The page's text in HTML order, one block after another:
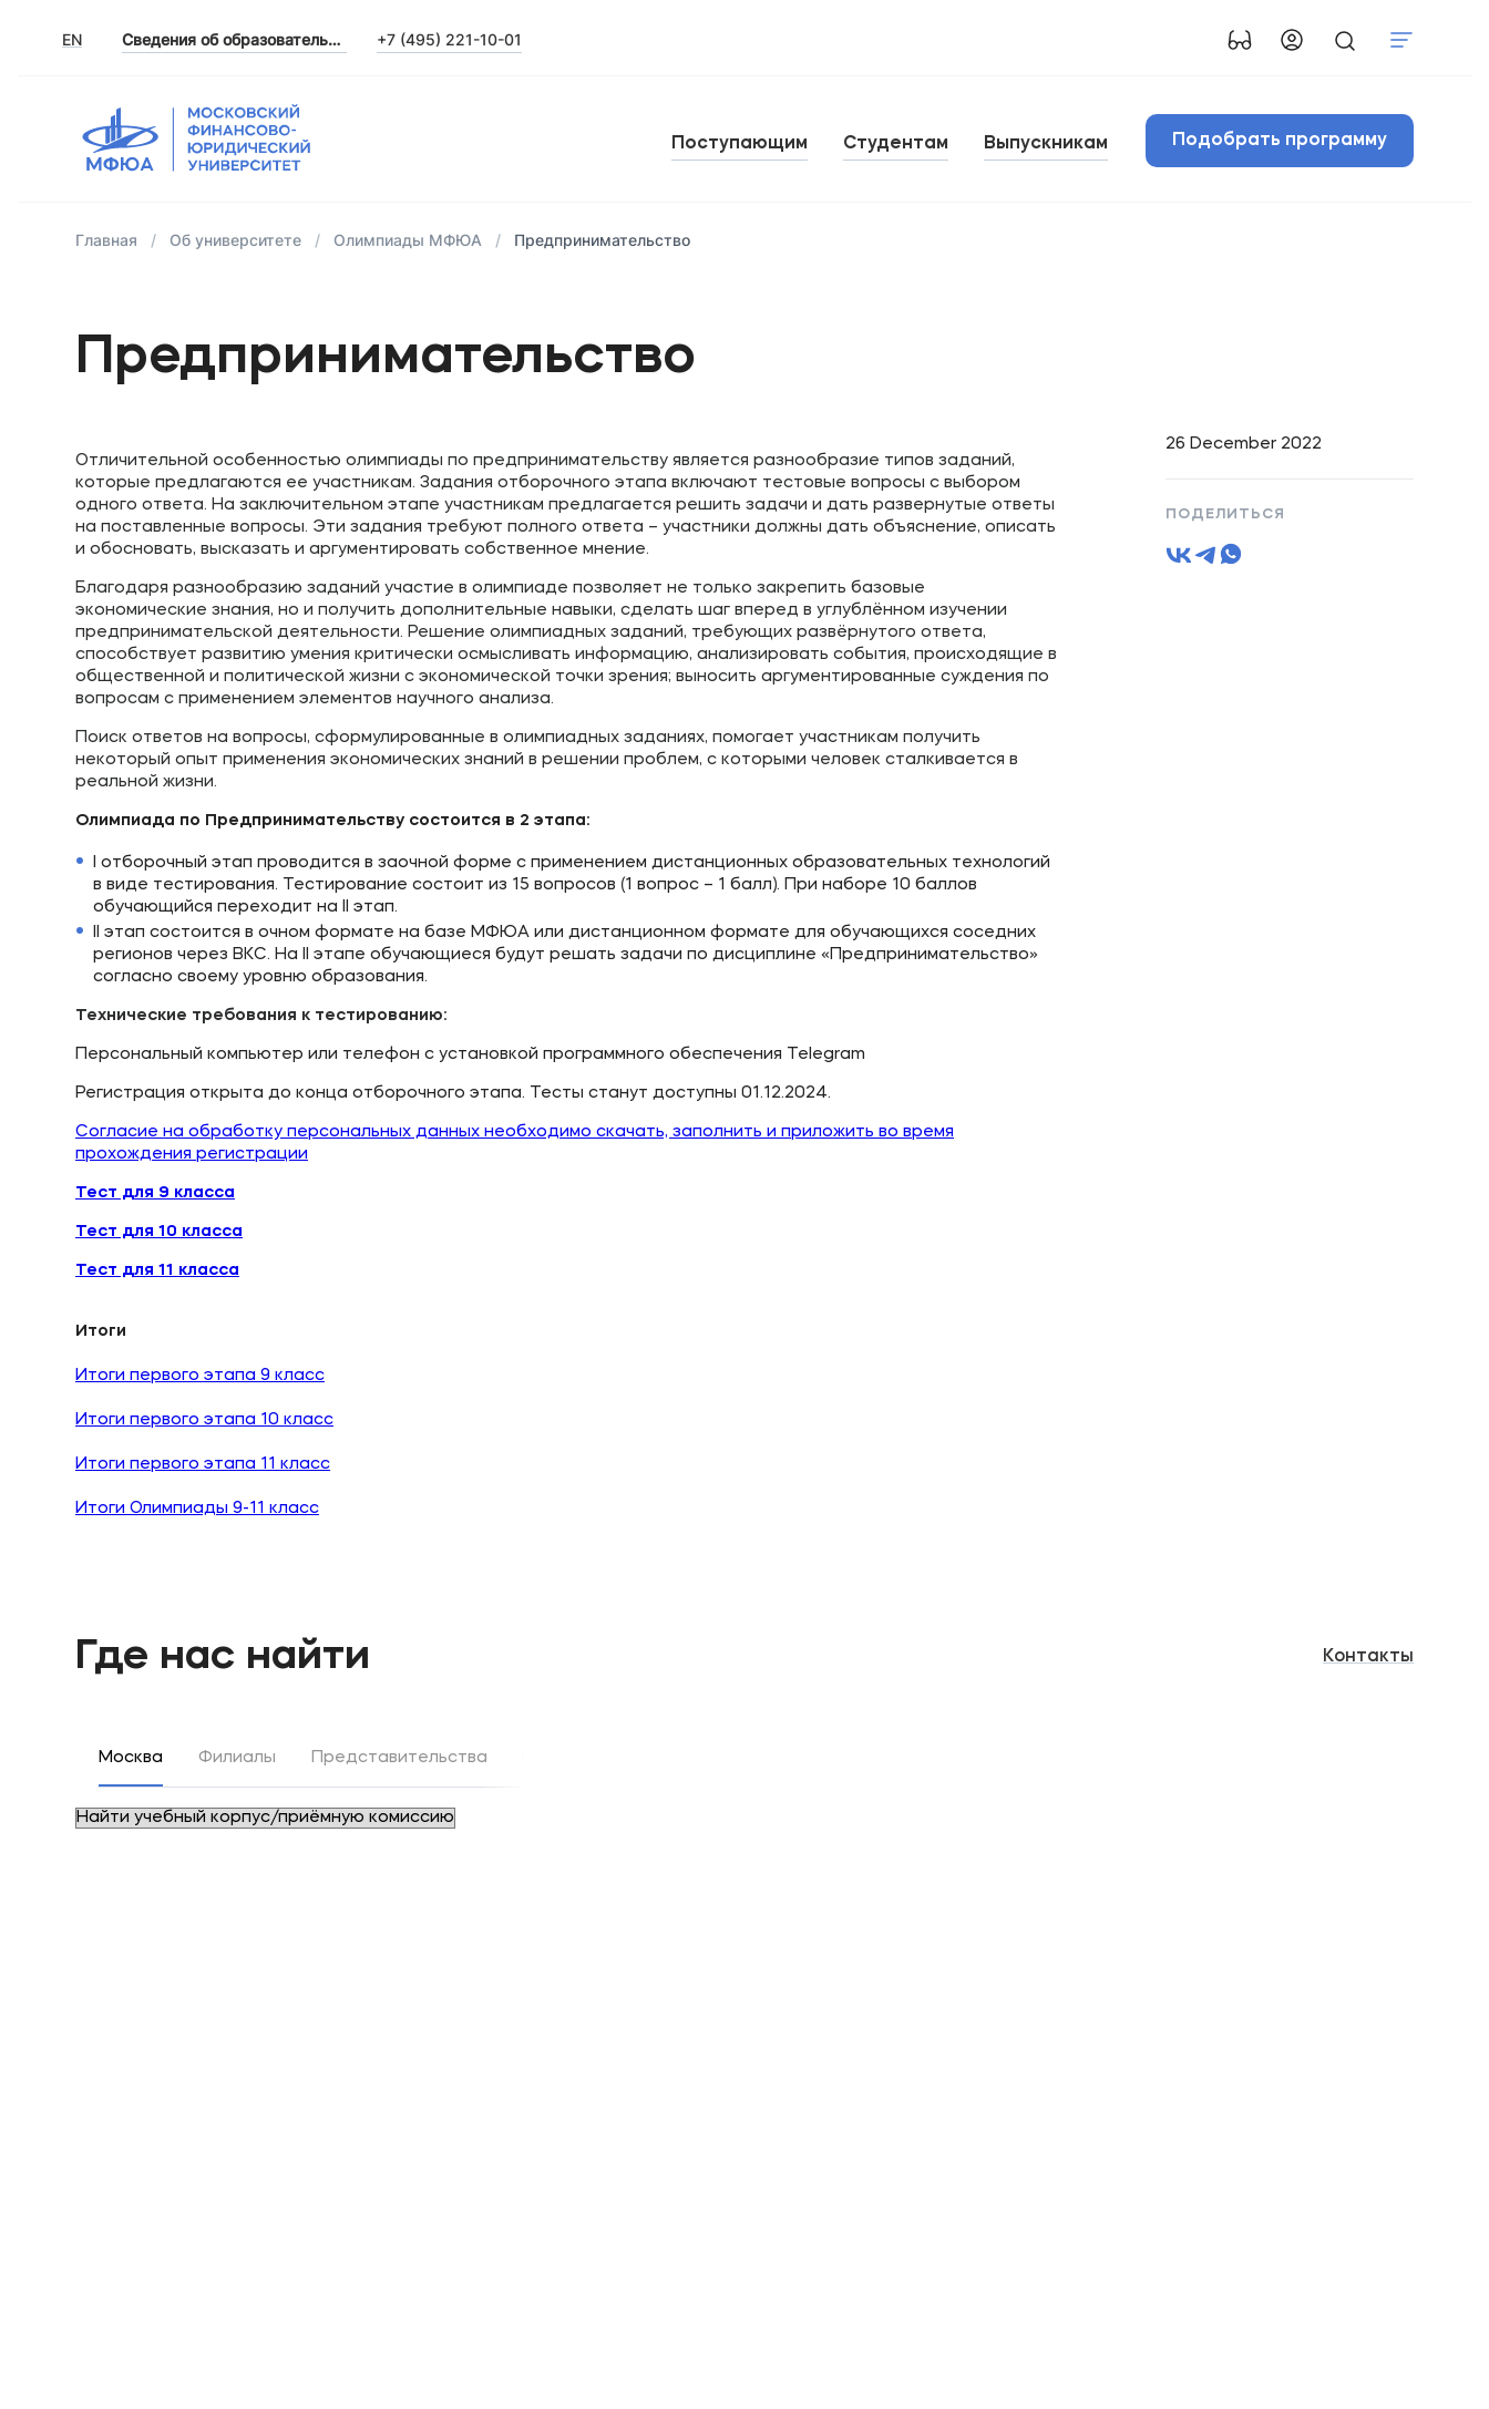
EN Сведения об образовательной организации +7 (495) 221-10-01
Поступающим Студентам Выпускникам Подобрать программу
Главная Об университете Олимпиады МФЮА Предпринимательство
Предпринимательство
26 December 2022
ПОДЕЛИТЬСЯ
Отличительной особенностью олимпиады по предпринимательству является разнообразие типов заданий,
которые предлагаются ее участникам. Задания отборочного этапа включают тестовые вопросы с выбором
одного ответа. На заключительном этапе участникам предлагается решить задачи и дать развернутые ответы
на поставленные вопросы. Эти задания требуют полного ответа – участники должны дать объяснение, описать
и обосновать, высказать и аргументировать собственное мнение.
Благодаря разнообразию заданий участие в олимпиаде позволяет не только закрепить базовые
экономические знания, но и получить дополнительные навыки, сделать шаг вперед в углублённом изучении
предпринимательской деятельности. Решение олимпиадных заданий, требующих развёрнутого ответа,
способствует развитию умения критически осмысливать информацию, анализировать события, происходящие в
общественной и политической жизни с экономической точки зрения; выносить аргументированные суждения по
вопросам с применением элементов научного анализа.
Поиск ответов на вопросы, сформулированные в олимпиадных заданиях, помогает участникам получить
некоторый опыт применения экономических знаний в решении проблем, с которыми человек сталкивается в
реальной жизни.
Олимпиада по Предпринимательству состоится в 2 этапа:
I отборочный этап проводится в заочной форме с применением дистанционных образовательных технологий
в виде тестирования. Тестирование состоит из 15 вопросов (1 вопрос – 1 балл). При наборе 10 баллов
обучающийся переходит на II этап.
II этап состоится в очном формате на базе МФЮА или дистанционном формате для обучающихся соседних
регионов через ВКС. На II этапе обучающиеся будут решать задачи по дисциплине «Предпринимательство»
согласно своему уровню образования.
Технические требования к тестированию:
Персональный компьютер или телефон с установкой программного обеспечения Telegram
Регистрация открыта до конца отборочного этапа. Тесты станут доступны 01.12.2024.
Согласие на обработку персональных данных необходимо скачать, заполнить и приложить во время
прохождения регистрации
Тест для 9 класса
Тест для 10 класса
Тест для 11 класса
Итоги
Итоги первого этапа 9 класс
Итоги первого этапа 10 класс
Итоги первого этапа 11 класс
Итоги Олимпиады 9-11 класс
Где нас найти Контакты
Москва Филиалы Представительства